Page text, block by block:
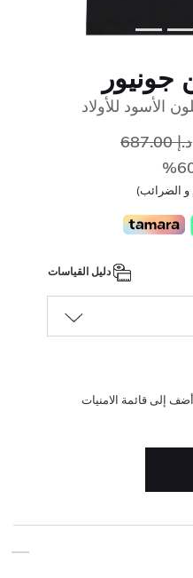
جونيور
الأسود للأولاد
سعر مخفض مند.إ 687.00
الضرائب)
أضف إلى قائمة الامنيات